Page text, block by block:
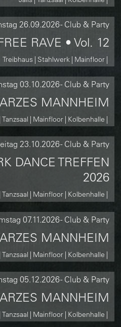
26.09.2026- Club & Party
RAVE • Vol. 12
Mainfloor
Stahlwerk
Treibhaus
03.10.2026- Club & Party
MANNHEIM
Kolbenhalle
Mainfloor
Tanzsaal
23.10.2026- Club & Party
DANCE TREFFEN
2026
Kolbenhalle
Mainfloor
Tanzsaal
07.11.2026- Club & Party
MANNHEIM
Kolbenhalle
Mainfloor
Tanzsaal
05.12.2026- Club & Party
MANNHEIM
Kolbenhalle
Mainfloor
Tanzsaal